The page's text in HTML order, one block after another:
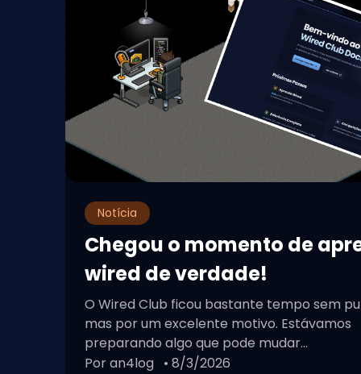
Notícia
Chegou o momento de
wired de verdade!
O Wired Club ficou bastante tempo sem
mas por um excelente motivo. Estávamos
preparando algo que pode mudar...
Por an4log • 8/3/2026